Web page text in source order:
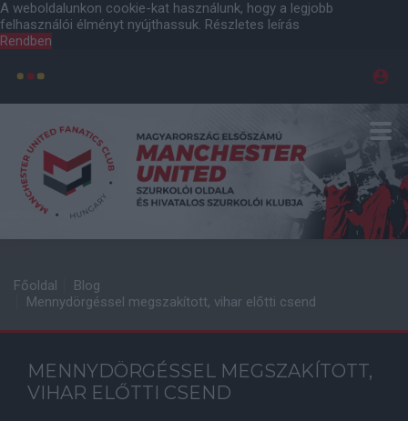
A weboldalunkon cookie-kat használunk, hogy a legjobb
felhasználói élményt nyújthassuk. Részletes leírás
Rendben
Főoldal
Blog
Mennydörgéssel megszakított, vihar előtti csend
MENNYDÖRGÉSSEL MEGSZAKÍTOTT,
VIHAR ELŐTTI CSEND